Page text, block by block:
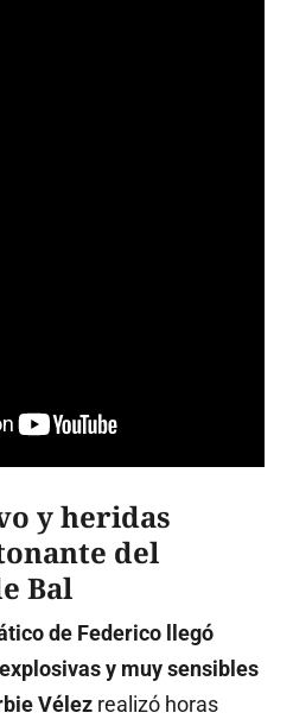
y heridas
del
Bal
de Federico llegó
y muy sensibles
Vélez realizó horas